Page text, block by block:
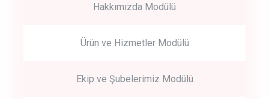
Hakkımızda Modülü
Ürün ve Hizmetler Modülü
Ekip ve Şubelerimiz Modülü